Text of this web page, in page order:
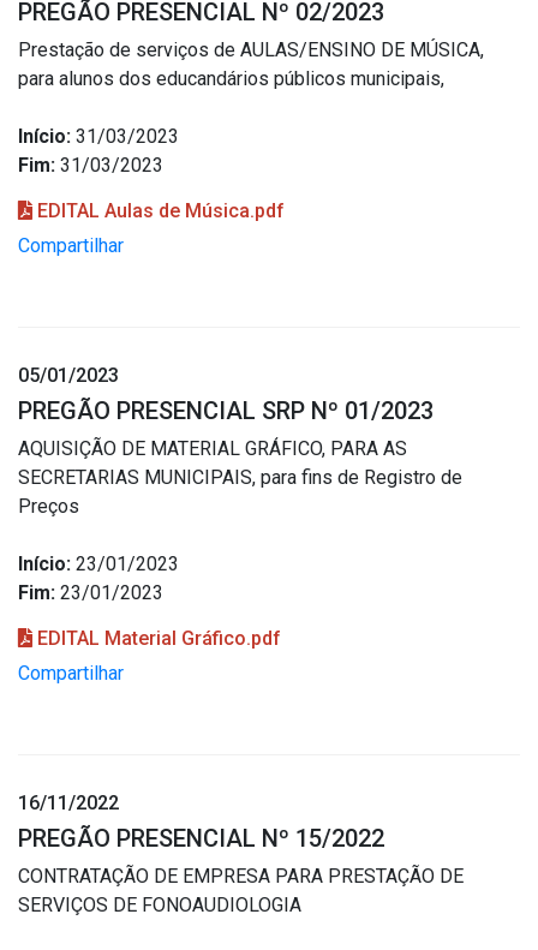
PREGÃO PRESENCIAL Nº 02/2023
Prestação de serviços de AULAS/ENSINO DE MÚSICA,
para alunos dos educandários públicos municipais,
Início: 31/03/2023
Fim: 31/03/2023
EDITAL Aulas de Música.pdf
Compartilhar
05/01/2023
PREGÃO PRESENCIAL SRP Nº 01/2023
AQUISIÇÃO DE MATERIAL GRÁFICO, PARA AS
SECRETARIAS MUNICIPAIS, para fins de Registro de
Preços
Início: 23/01/2023
Fim: 23/01/2023
EDITAL Material Gráfico.pdf
Compartilhar
16/11/2022
PREGÃO PRESENCIAL Nº 15/2022
CONTRATAÇÃO DE EMPRESA PARA PRESTAÇÃO DE
SERVIÇOS DE FONOAUDIOLOGIA